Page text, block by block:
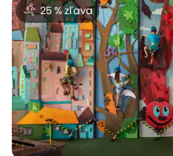
25 % zľava